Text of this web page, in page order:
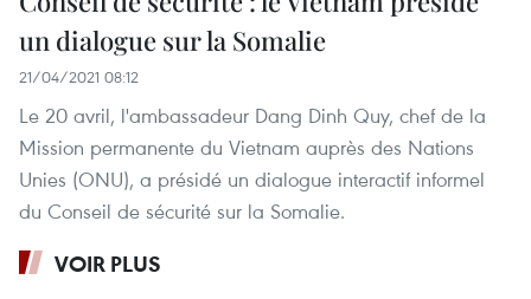
un dialogue sur la Somalie
21/04/2021 08:12
Le 20 avril, l'ambassadeur Dang Dinh Quy, chef de la
Mission permanente du Vietnam auprès des Nations
Unies (ONU), a présidé un dialogue interactif informel
du Conseil de sécurité sur la Somalie.
VOIR PLUS